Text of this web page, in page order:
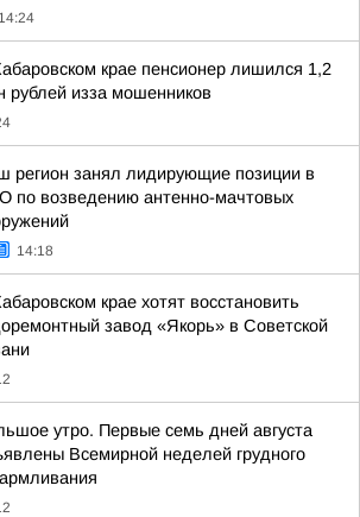
14:24
крае пенсионер лишился 1,2
рублей изза мошенников
регион занял лидирующие позиции в
по возведению антенно-мачтовых
14:18
крае хотят восстановить
завод «Якорь» в Советской
утро. Первые семь дней августа
Всемирной неделей грудного